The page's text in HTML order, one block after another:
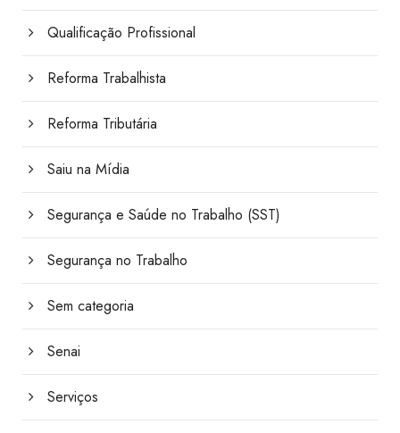
Qualificação Profissional
Reforma Trabalhista
Reforma Tributária
Saiu na Mídia
Segurança e Saúde no Trabalho (SST)
Segurança no Trabalho
Sem categoria
Senai
Serviços